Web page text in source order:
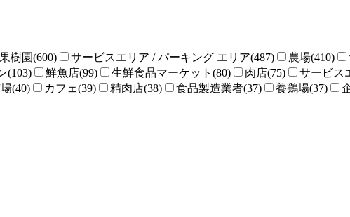
果樹園(600) サービスエリア / パーキング エリア(487) 農場(410)
(103) 鮮魚店(99) 生鮮食品マーケット(80) 肉店(75) サービス
(40) カフェ(39) 精肉店(38) 食品製造業者(37) 養鶏場(37)